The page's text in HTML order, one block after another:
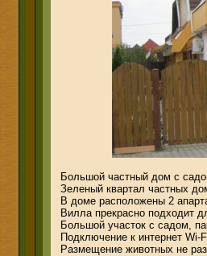
Большой частный дом с
Зеленый квартал частных
В доме расположены 2
Вилла прекрасно подходит
Большой участок с садом,
Подключение к интернет Wi-
Размещение животных не